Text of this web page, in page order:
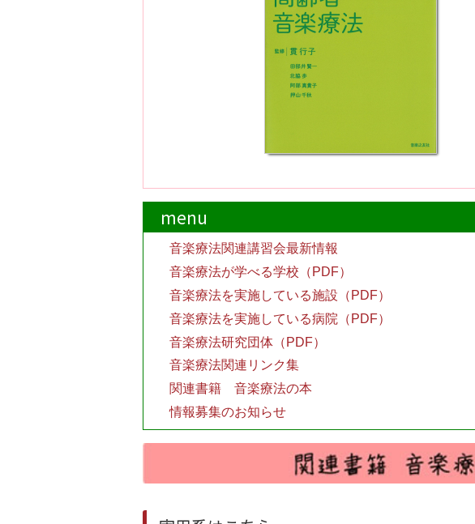
menu
音楽療法関連講習会最新情報
音楽療法が学べる学校（PDF）
音楽療法を実施している施設（PDF）
音楽療法を実施している病院（PDF）
音楽療法研究団体（PDF）
音楽療法関連リンク集
関連書籍 音楽療法の本
情報募集のお知らせ